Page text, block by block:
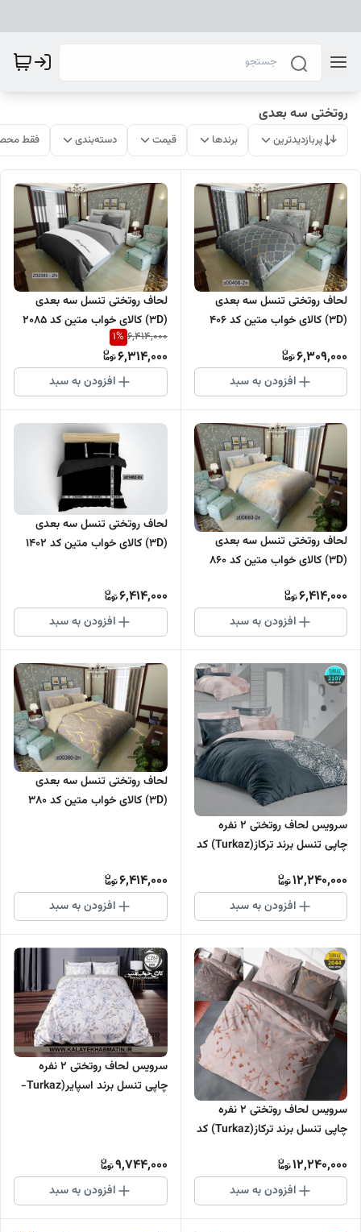
روتختی سه بعدی
پربازدیدترین برندها قیمت دسته‌بندی فقط
لحاف روتختی تنسل سه بعدی
(3D) کالای خواب متین کد 406
6,309,000
افزودن به سبد
لحاف روتختی تنسل سه بعدی
(3D) کالای خواب متین کد 2085
6,414,000
1%
6,314,000
افزودن به سبد
لحاف روتختی تنسل سه بعدی
(3D) کالای خواب متین کد 860
6,414,000
افزودن به سبد
لحاف روتختی تنسل سه بعدی
(3D) کالای خواب متین کد 1402
6,414,000
افزودن به سبد
سرویس لحاف روتختی 2 نفره
چاپی تنسل برند ترکاز(Turkaz) کد
12,240,000
افزودن به سبد
لحاف روتختی تنسل سه بعدی
(3D) کالای خواب متین کد 380
6,414,000
افزودن به سبد
سرویس لحاف روتختی 2 نفره
چاپی تنسل برند ترکاز(Turkaz) کد
12,240,000
افزودن به سبد
سرویس لحاف روتختی 2 نفره
چاپی تنسل برند اسپایر(Turkaz-
9,744,000
افزودن به سبد